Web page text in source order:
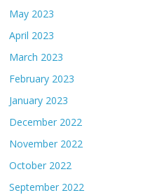
May 2023
April 2023
March 2023
February 2023
January 2023
December 2022
November 2022
October 2022
September 2022